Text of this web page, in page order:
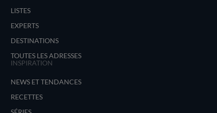
LISTES
EXPERTS
DESTINATIONS
TOUTES LES ADRESSES
INSPIRATION
NEWS ET TENDANCES
RECETTES